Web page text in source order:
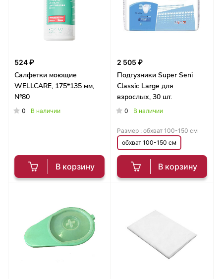
524 ₽
Салфетки моющие
WELLCARE, 175*135 мм,
№80
0 В наличии
В корзину
2 505 ₽
Подгузники Super Seni
Classic Large для
взрослых, 30 шт.
0 В наличии
В корзину
Размер : обхват 100-150 см
обхват 100-150 см